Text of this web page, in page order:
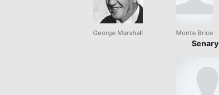
George Marshall Monte Brice